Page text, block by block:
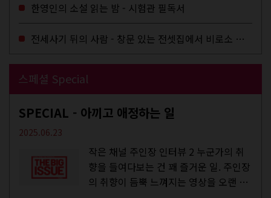
한영인의 소설 읽는 밤 - 시험관 필독서
전세사기 뒤의 사람 - 창문 있는 전셋집에서 비로소 겨울 이불을 샀다
스페셜 Special
SPECIAL - 아끼고 애정하는 일
2025.06.23
작은 채널 주인장 인터뷰 2 누군가의 취
향을 들여다보는 건 꽤 즐거운 일. 주인장
의 취향이 듬뿍 느껴지는 영상을 오랜 시